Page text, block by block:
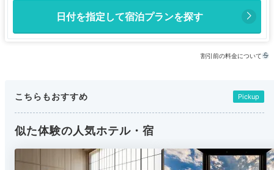
日付を指定して宿泊プランを探す
割引前の料金について
こちらもおすすめ Pickup
似た体験の人気ホテル・宿